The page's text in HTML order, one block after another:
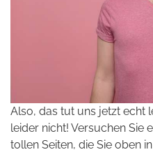
Also, das tut uns jetzt echt
leider nicht! Versuchen Sie
tollen Seiten, die Sie oben